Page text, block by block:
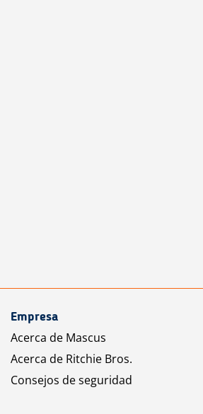
Empresa
Acerca de Mascus
Acerca de Ritchie Bros.
Consejos de seguridad